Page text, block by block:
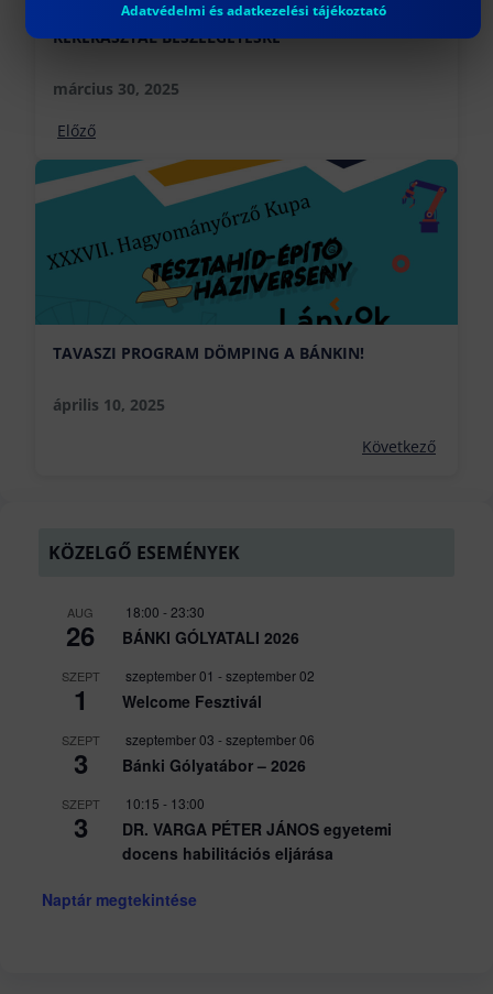
MEGHÍVÓ AZ AGILIS KITEKINTŐ – SZAKMAI
KEREKASZTAL BESZÉLGETÉSRE
március 30, 2025
Előző
TAVASZI PROGRAM DÖMPING A BÁNKIN!
április 10, 2025
Következő
KÖZELGŐ ESEMÉNYEK
AUG
26
18:00 - 23:30
BÁNKI GÓLYATALI 2026
SZEPT
1
szeptember 01 -szeptember 02
Welcome Fesztivál
SZEPT
3
szeptember 03 -szeptember 06
Bánki Gólyatábor – 2026
SZEPT
3
10:15 - 13:00
DR. VARGA PÉTER JÁNOS egyetemi
docens habilitációs eljárása
Naptár megtekintése
Adatvédelmi és adatkezelési tájékoztató